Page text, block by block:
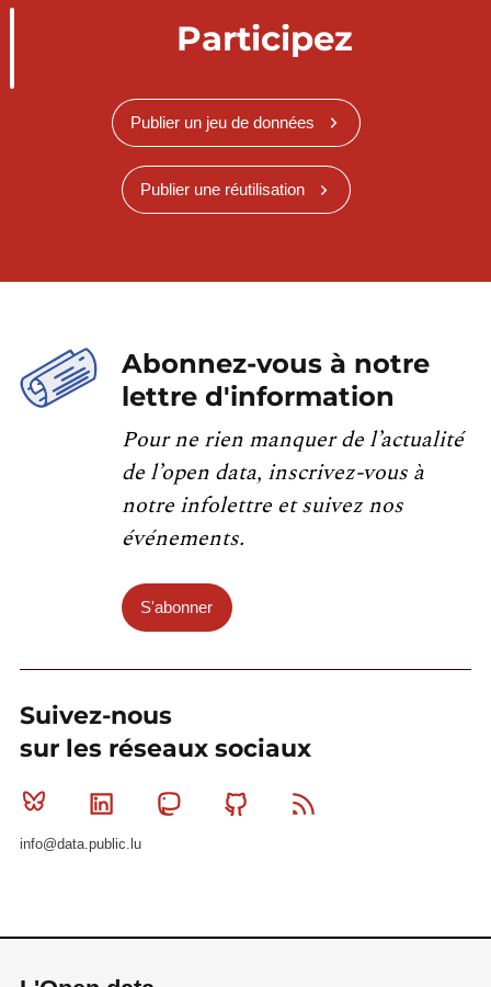
Participez
Publier un jeu de données
Publier une réutilisation
Abonnez-vous à notre
lettre d'information
Pour ne rien manquer de l’actualité
de l’open data, inscrivez-vous à
notre infolettre et suivez nos
événements.
S'abonner
Suivez-nous
sur les réseaux sociaux
Bluesky Linkedin MastodonGithub
info@data.public.lu